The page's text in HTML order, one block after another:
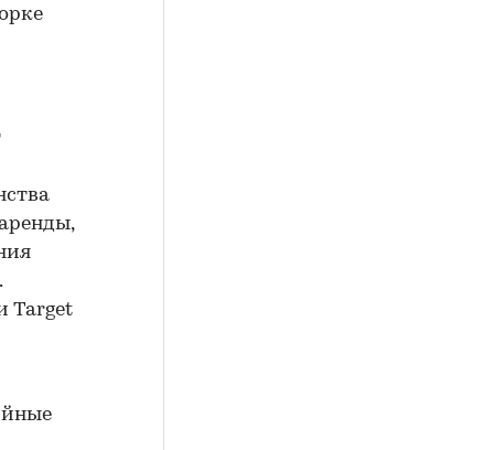
Target